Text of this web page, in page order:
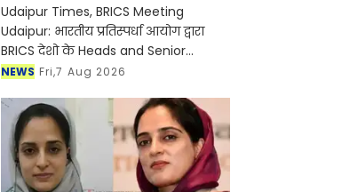
Udaipur Times, BRICS Meeting
Udaipur: भारतीय प्रतिस्पर्धा आयोग द्वारा
BRICS देशो के Heads and Senior
Officials of Competition Authority
उदयपुर के ताज फतह प्रकाश पैलेस मे
NEWS Fri,7 Aug 2026